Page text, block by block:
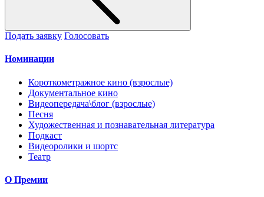
Подать заявку Голосовать
Номинации
Короткометражное кино (взрослые)
Документальное кино
Видеопередача\блог (взрослые)
Песня
Художественная и познавательная литература
Подкаст
Видеоролики и шортс
Театр
О Премии